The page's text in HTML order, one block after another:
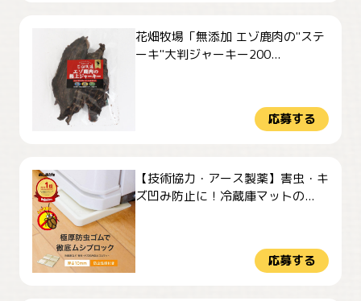
花畑牧場「無添加 エゾ鹿肉の"ステ
ーキ"大判ジャーキー200...
応募する
【技術協力・アース製薬】害虫・キ
ズ凹み防止に！冷蔵庫マットの...
応募する